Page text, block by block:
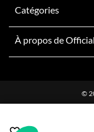
Catégories
À propos de
©